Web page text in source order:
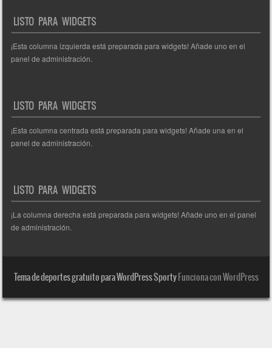
LISTO PARA WIDGETS
¡Esta columna izquierda está preparada para widgets! Añade uno en el
panel de administración.
LISTO PARA WIDGETS
¡Esta columna centrada está preparada para widgets! Añade una en el
panel de administración.
LISTO PARA WIDGETS
¡La columna derecha está preparada para widgets! Añade uno en el panel
de administración.
Tema de deportes gratuito para WordPress SportyFunciona con WordPress